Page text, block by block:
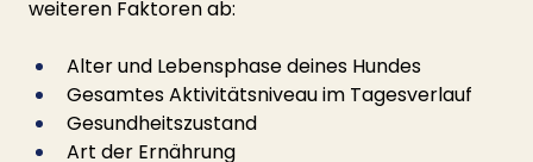
weiteren Faktoren ab:
Alter und Lebensphase deines Hundes
Gesamtes Aktivitätsniveau im Tagesverlauf
Gesundheitszustand
Art der Ernährung